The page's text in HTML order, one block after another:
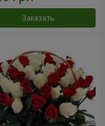
Заказать